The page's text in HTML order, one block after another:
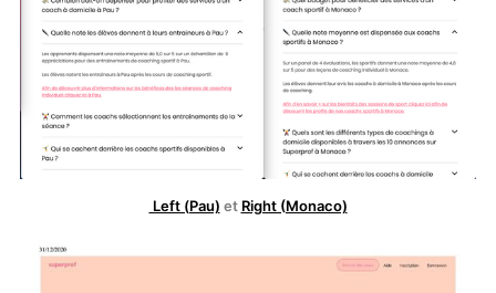
Left (Pau) et Right (Monaco)